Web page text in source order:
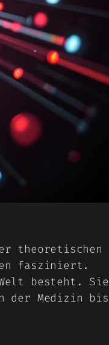
theoretischen
fasziniert.
besteht. Sie
der Medizin bis